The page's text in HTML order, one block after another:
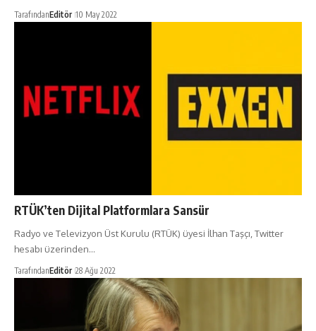
TarafındanEditör 10 May 2022
RTÜK’ten Dijital Platformlara Sansür
Radyo ve Televizyon Üst Kurulu (RTÜK) üyesi İlhan Taşçı, Twitter
hesabı üzerinden…
TarafındanEditör 28 Ağu 2022